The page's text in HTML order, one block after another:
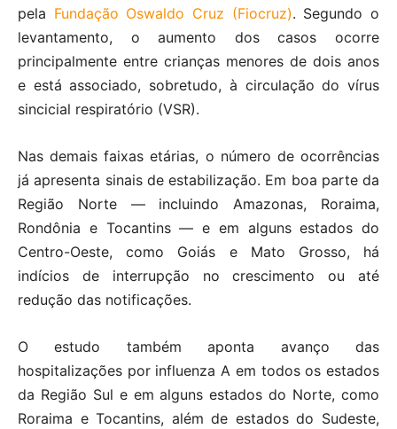
pela Fundação Oswaldo Cruz (Fiocruz). Segundo o
levantamento, o aumento dos casos ocorre
principalmente entre crianças menores de dois anos
e está associado, sobretudo, à circulação do vírus
sincicial respiratório (VSR).
Nas demais faixas etárias, o número de ocorrências
já apresenta sinais de estabilização. Em boa parte da
Região Norte — incluindo Amazonas, Roraima,
Rondônia e Tocantins — e em alguns estados do
Centro-Oeste, como Goiás e Mato Grosso, há
indícios de interrupção no crescimento ou até
redução das notificações.
O estudo também aponta avanço das
hospitalizações por influenza A em todos os estados
da Região Sul e em alguns estados do Norte, como
Roraima e Tocantins, além de estados do Sudeste,